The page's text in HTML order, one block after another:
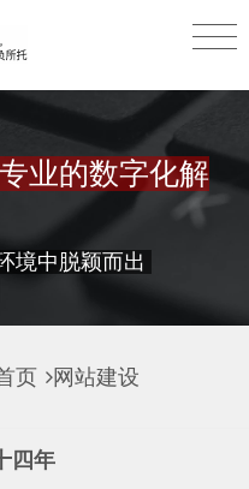
业的数字化解
境中脱颖而出
页 网站建设
四年